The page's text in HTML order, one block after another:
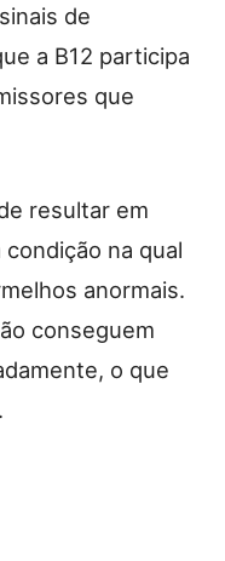
de
a B12 participa
que
resultar em
na qual
anormais.
conseguem
o que